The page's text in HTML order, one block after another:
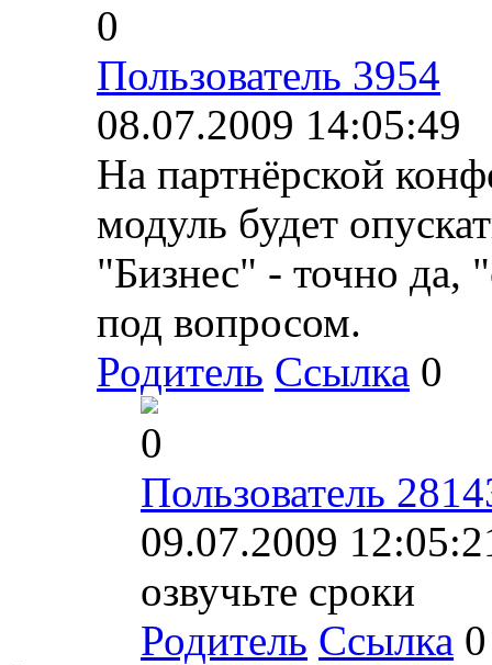
0
Пользователь 3954
08.07.2009 14:05:49
На партнёрской
модуль будет
"Бизнес" - точно да,
под вопросом.
Родитель Ссылка 0
0
Пользователь
09.07.2009
озвучьте сроки
Родитель Ссылка 0